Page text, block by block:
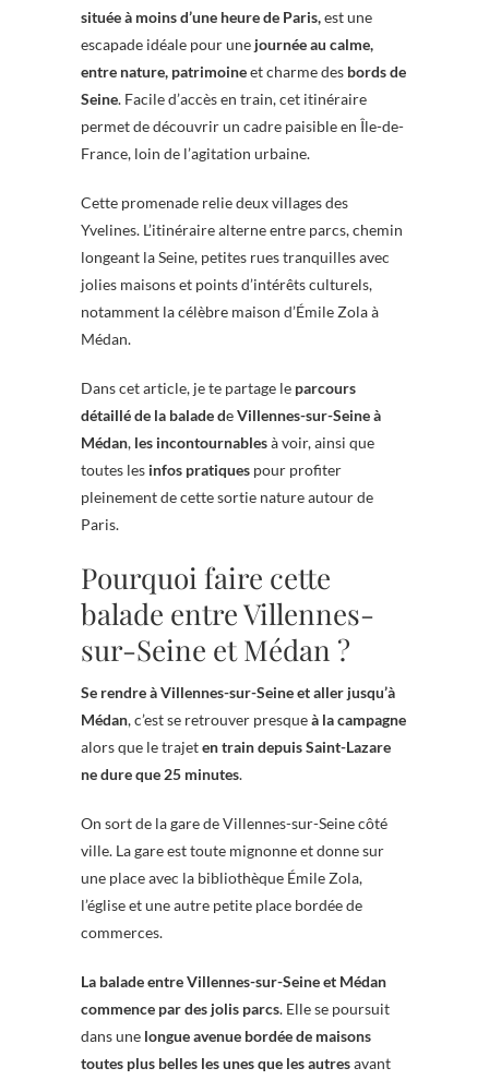
située à moins d’une heure de Paris,est une
escapade idéale pour une journée au calme,
entre nature, patrimoineet charme des bords de
Seine. Facile d’accès en train, cet itinéraire
permet de découvrir un cadre paisible en Île-de-
France, loin de l’agitation urbaine.
Cette promenade relie deux villages des
Yvelines. L’itinéraire alterne entre parcs, chemin
longeant la Seine, petites rues tranquilles avec
jolies maisons et points d’intérêts culturels,
notamment la célèbre maison d’Émile Zola à
Médan.
Dans cet article, je te partage le parcours
détaillé de la balade deVillennes-sur-Seine à
Médan, les incontournablesà voir, ainsi que
toutes les infos pratiques pour profiter
pleinement de cette sortie nature autour de
Paris.
Pourquoi faire cette
balade entre Villennes-
sur-Seine et Médan ?
Se rendre à Villennes-sur-Seine et aller jusqu’à
Médan, c’est se retrouver presqueà la campagne
alors que le trajeten train depuis Saint-Lazare
ne dure que 25 minutes.
On sort de la gare de Villennes-sur-Seine côté
ville. La gare est toute mignonne et donne sur
une place avec la bibliothèque Émile Zola,
l’église et une autre petite place bordée de
commerces.
La balade entre Villennes-sur-Seine et Médan
commence par des jolis parcs. Elle se poursuit
dans une longue avenue bordée de maisons
toutes plus belles les unes que les autresavant